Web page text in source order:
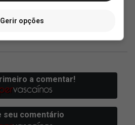
Gerir opções